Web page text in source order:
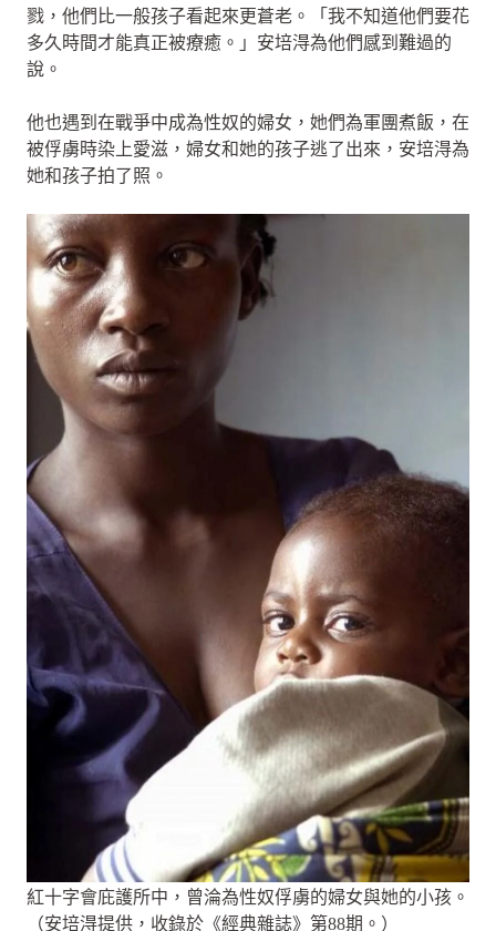
戮，他們比一般孩子看起來更蒼老。「我不知道他們要花
多久時間才能真正被療癒。」安培淂為他們感到難過的
說。
他也遇到在戰爭中成為性奴的婦女，她們為軍團煮飯，在
被俘虜時染上愛滋，婦女和她的孩子逃了出來，安培淂為
她和孩子拍了照。
紅十字會庇護所中，曾淪為性奴俘虜的婦女與她的小孩。
（安培淂提供，收錄於《經典雜誌》第88期。）